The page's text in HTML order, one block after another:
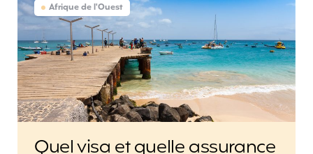
Afrique de l'Ouest
Quel visa et quelle assurance